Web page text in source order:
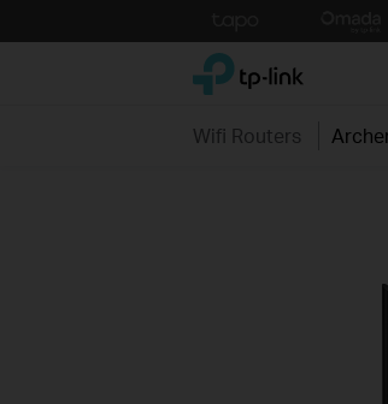
to
TP-Link, Reliably Smart
Wifi Routers